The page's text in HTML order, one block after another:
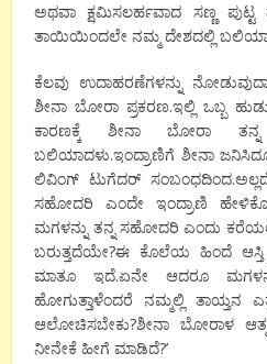
ಅಥವಾ ಕ್ಷಮಿಸಲರ್ಹವಾದ ಸಣ್ಣ ಪುಟ್ಟ
ತಾಯಿಯಿಂದಲೇ ನಮ್ಮ ದೇಶದಲ್ಲಿ
ಕೆಲವು ಉದಾಹರಣೆಗಳನ್ನು
ಶೀನಾ ಬೋರಾ ಪ್ರಕರಣ.ಇಲ್ಲಿ ಒಬ್ಬ
ಕಾರಣಕ್ಕೆ ಶೀನಾ ಬೋರಾ
ಬಲಿಯಾದಳು.ಇಂದ್ರಾಣಿಗೆ ಶೀನಾ
ಲಿವಿಂಗ್ ಟುಗೆದರ್
ಸಹೋದರಿ ಎಂದೇ ಇಂದ್ರಾಣಿ
ಮಗಳನ್ನು ತನ್ನ ಸಹೋದರಿ ಎಂದು
ಬರುತ್ತದೆಯೇ?ಈ ಕೊಲೆಯ ಹಿಂದೆ
ಮಾತೂ ಇದೆ.ಏನೇ ಆದರೂ
ಹೋಗುತ್ತಾಳೆಂದರೆ ನಮ್ಮಲ್ಲಿ ತಾಯ್ತನ
ಆಲೋಚಿಸಬೇಕು?ಶೀನಾ ಬೋರಾಳ ಆತ್ಮ
ನೀನೇಕೆ ಹೀಗೆ ಮಾಡಿದೆ?’